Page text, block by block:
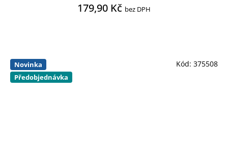
179,90 Kč bez DPH
Novinka
Předobjednávka
Kód: 375508